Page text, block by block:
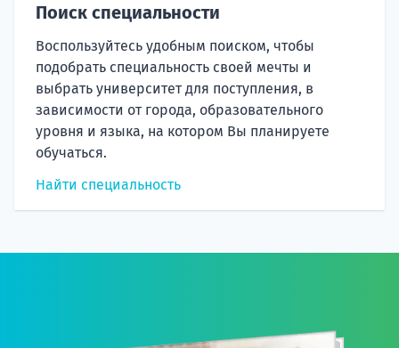
Поиск специальности
Воспользуйтесь удобным поиском, чтобы
подобрать специальность своей мечты и
выбрать университет для поступления, в
зависимости от города, образовательного
уровня и языка, на котором Вы планируете
обучаться.
Найти специальность